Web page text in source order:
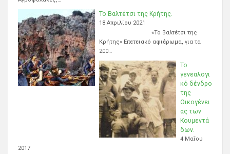
Το Βαλτέτσι της Κρήτης.
18 Απριλίου 2021
«Το Βαλτέτσι της
Κρήτης» Επετειακό αφιέρωμα, για τα
200…
Το
γενεαλογι
κό δένδρο
της
Οικογένει
ας των
Κουμεντά
δων.
4 Μαΐου
2017